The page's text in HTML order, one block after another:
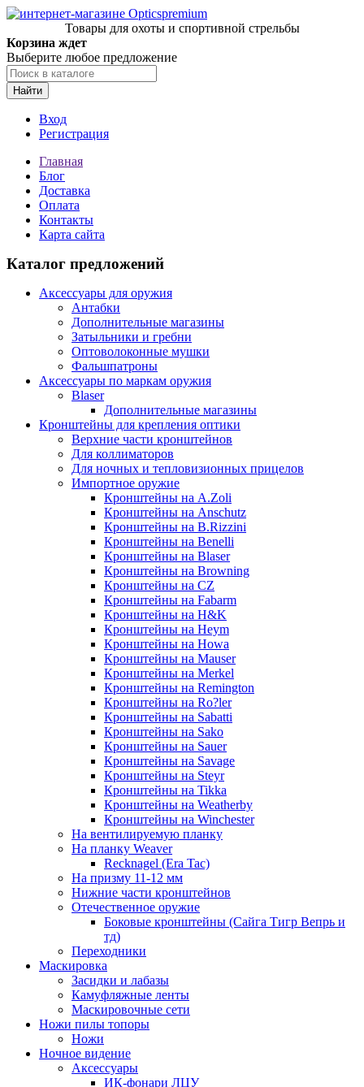
Товары для охоты и спортивной стрельбы
Корзина ждет
Выберите любое предложение
Найти
Вход
Регистрация
Главная
Блог
Доставка
Оплата
Контакты
Карта сайта
Каталог предложений
Аксессуары для оружия
Антабки
Дополнительные магазины
Затыльники и гребни
Оптоволоконные мушки
Фальшпатроны
Аксессуары по маркам оружия
Blaser
Дополнительные магазины
Кронштейны для крепления оптики
Верхние части кронштейнов
Для коллиматоров
Для ночных и тепловизионных прицелов
Импортное оружие
Кронштейны на A.Zoli
Кронштейны на Anschutz
Кронштейны на B.Rizzini
Кронштейны на Benelli
Кронштейны на Blaser
Кронштейны на Browning
Кронштейны на CZ
Кронштейны на Fabarm
Кронштейны на H&K
Кронштейны на Heym
Кронштейны на Howa
Кронштейны на Mauser
Кронштейны на Merkel
Кронштейны на Remington
Кронштейны на Ro?ler
Кронштейны на Sabatti
Кронштейны на Sako
Кронштейны на Sauer
Кронштейны на Savage
Кронштейны на Steyr
Кронштейны на Tikka
Кронштейны на Weatherby
Кронштейны на Winchester
На вентилируемую планку
На планку Weaver
Recknagel (Era Tac)
На призму 11-12 мм
Нижние части кронштейнов
Отечественное оружие
Боковые кронштейны (Сайга Тигр Вепрь и
тд)
Переходники
Маскировка
Засидки и лабазы
Камуфляжные ленты
Маскировочные сети
Ножи пилы топоры
Ножи
Ночное видение
Аксессуары
ИК-фонари ЛЦУ